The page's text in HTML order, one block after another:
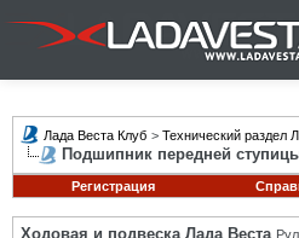
Лада Веста Клуб > Технический раздел
Подшипник передней
Регистрация
Ходовая и подвеска Лада Веста